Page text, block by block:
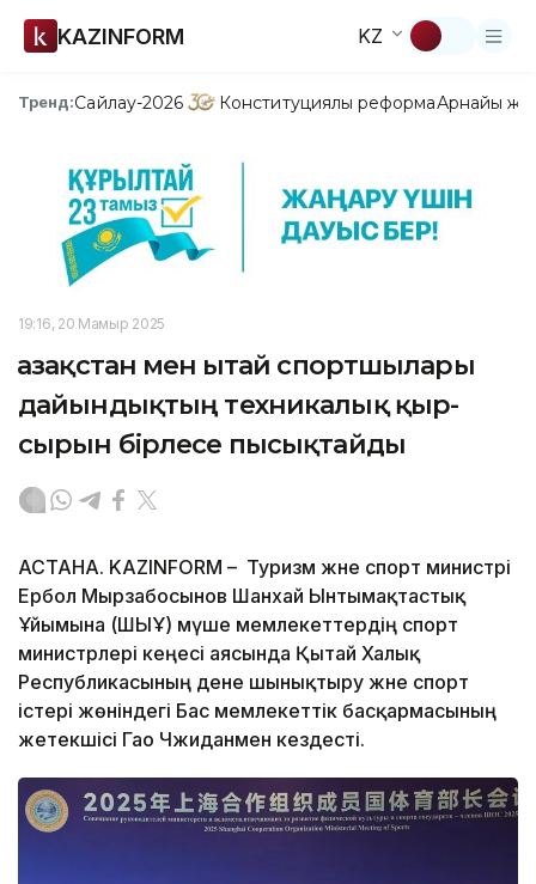
KAZINFORM KZ
Тренд:Сайлау-2026 Конституциялық реформаАрнайы
19:16, 20 Мамыр 2025
Қазақстан мен Қытай спортшылары
дайындықтың техникалық қыр-
сырын бірлесе пысықтайды
АСТАНА. KAZINFORM – Туризм және спорт министрі
Ербол Мырзабосынов Шанхай Ынтымақтастық
Ұйымына (ШЫҰ) мүше мемлекеттердің спорт
министрлері кеңесі аясында Қытай Халық
Республикасының дене шынықтыру және спорт
істері жөніндегі Бас мемлекеттік басқармасының
жетекшісі Гао Чжиданмен кездесті.